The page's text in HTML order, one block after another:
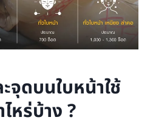
ดบนใบหน้าใช้
หร่บ้าง ?